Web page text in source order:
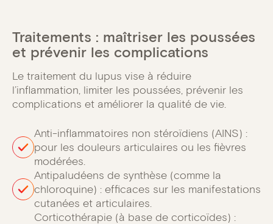
Traitements : maîtriser les poussées
et prévenir les complications
Le traitement du lupus vise à réduire
l’inflammation, limiter les poussées, prévenir les
complications et améliorer la qualité de vie.
Anti-inflammatoires non stéroïdiens (AINS) :
pour les douleurs articulaires ou les fièvres
modérées.
Antipaludéens de synthèse (comme la
chloroquine) : efficaces sur les manifestations
cutanées et articulaires.
Corticothérapie (à base de corticoïdes) :